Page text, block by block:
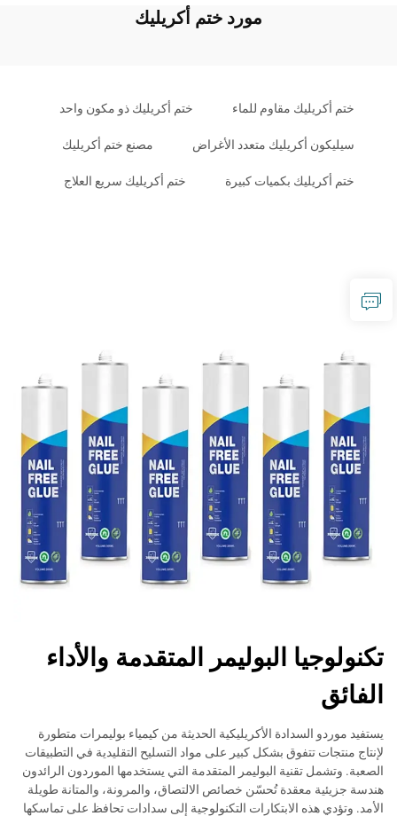
مورد ختم أكريليك
ختم أكريليك مقاوم للماء ختم أكريليك ذو مكون واحد
سيليكون أكريليك متعدد الأغراض مصنع ختم أكريليك
ختم أكريليك بكميات كبيرة ختم أكريليك سريع العلاج
تكنولوجيا البوليمر المتقدمة والأداء
الفائق
يستفيد موردو السدادة الأكريليكية الحديثة من كيمياء بوليمرات متطورة
لإنتاج منتجات تتفوق بشكل كبير على مواد التسليح التقليدية في التطبيقات
الصعبة. وتشمل تقنية البوليمر المتقدمة التي يستخدمها الموردون الرائدون
هندسة جزيئية معقدة تُحسّن خصائص الالتصاق، والمرونة، والمتانة طويلة
الأمد. وتؤدي هذه الابتكارات التكنولوجية إلى سدادات تحافظ على تماسكها